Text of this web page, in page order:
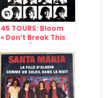
45 TOURS: Bloom
« Don’t Break This
Heart » (Philips,
1976)